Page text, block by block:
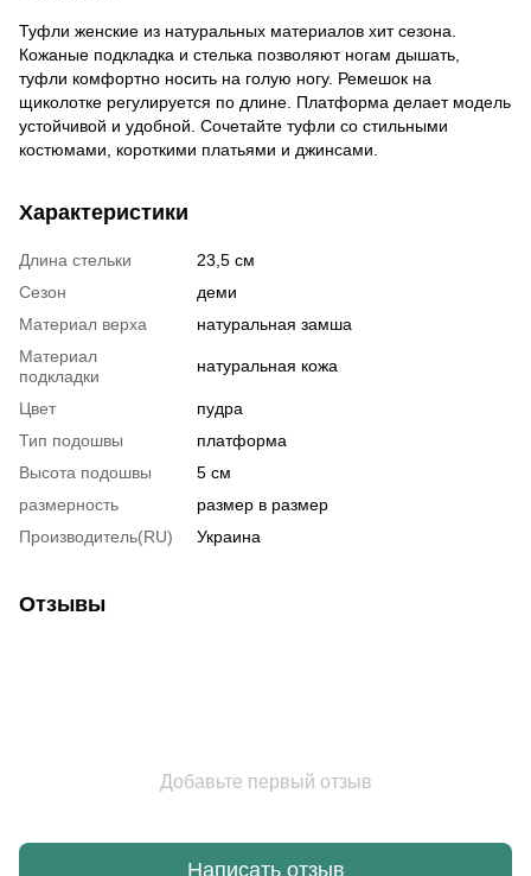
Туфли женские из натуральных материалов хит сезона.
Кожаные подкладка и стелька позволяют ногам дышать,
туфли комфортно носить на голую ногу. Ремешок на
щиколотке регулируется по длине. Платформа делает модель
устойчивой и удобной. Сочетайте туфли со стильными
костюмами, короткими платьями и джинсами.
Характеристики
Длина стельки
23,5 см
Сезон
деми
Материал верха
натуральная замша
Материал
подкладки
натуральная кожа
Цвет
пудра
Тип подошвы
платформа
Высота подошвы
5 см
размерность
размер в размер
Производитель(RU)
Украина
Отзывы
Добавьте первый отзыв
Написать отзыв